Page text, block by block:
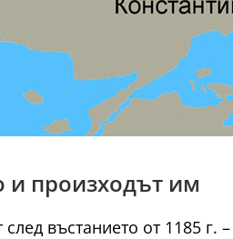
и произходът им
въстанието от 1185 г.